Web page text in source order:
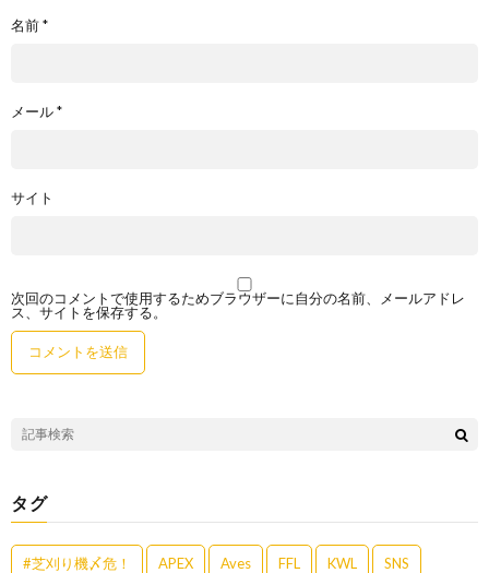
名前*
メール*
サイト
次回のコメントで使用するためブラウザーに自分の名前、メールアドレ
ス、サイトを保存する。
タグ
#芝刈り機〆危！ APEX Aves FFL KWL SNS